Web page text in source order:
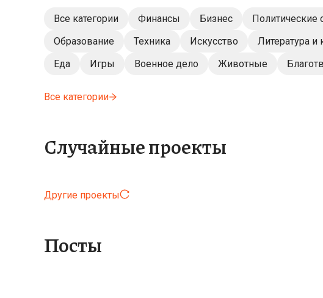
Все категории Финансы Бизнес Политические
Образование
Техника Искусство Литература
Еда
Игры Военное дело Животные
Все категории
Случайные проекты
Другие проекты
Посты